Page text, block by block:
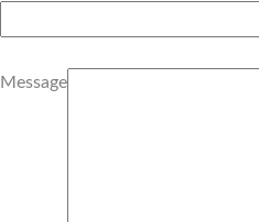
Message